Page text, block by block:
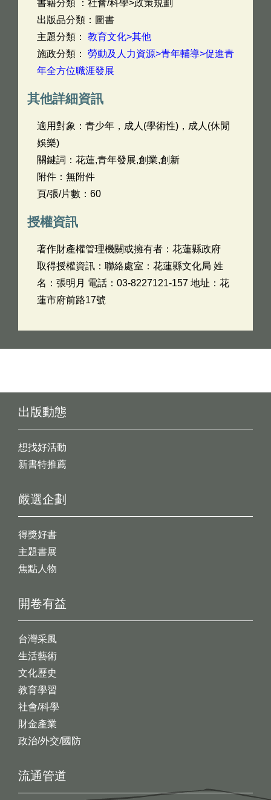
書籍分類 ：社會/科學>政策規劃
出版品分類：圖書
主題分類： 教育文化>其他
施政分類： 勞動及人力資源>青年輔導>促進青
年全方位職涯發展
其他詳細資訊
適用對象：青少年，成人(學術性)，成人(休閒
娛樂)
關鍵詞：花蓮,青年發展,創業,創新
附件：無附件
頁/張/片數：60
授權資訊
著作財產權管理機關或擁有者：花蓮縣政府
取得授權資訊：聯絡處室：花蓮縣文化局 姓
名：張明月 電話：03-8227121-157 地址：花
蓮市府前路17號
出版動態
想找好活動
新書特推薦
開卷有益
台灣采風
生活藝術
文化歷史
教育學習
社會/科學
財金產業
政治/外交/國防
嚴選企劃
得獎好書
主題書展
焦點人物
流通管道